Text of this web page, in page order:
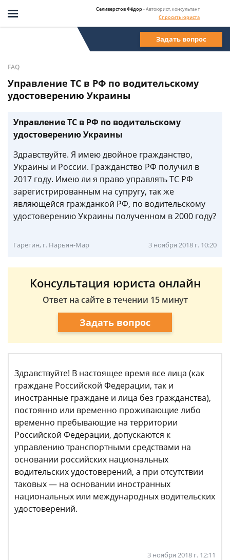
Селиверстов Фёдор- Автоюрист, консультант
Спросить юриста
Задать вопрос
FAQ
Управление ТС в РФ по водительскому
удостоверению Украины
Управление ТС в РФ по водительскому
удостоверению Украины
Здравствуйте. Я имею двойное гражданство,
Украины и России. Гражданство РФ получил в
2017 году. Имею ли я право управлять ТС РФ
зарегистрированным на супругу, так же
являющейся гражданкой РФ, по водительскому
удостоверению Украины полученном в 2000 году?
Гарегин, г. Нарьян-Мар 3 ноября 2018 г. 10:20
Консультация юриста онлайн
Ответ на сайте в течении 15 минут
Задать вопрос
Здравствуйте! В настоящее время все лица (как
граждане Российской Федерации, так и
иностранные граждане и лица без гражданства),
постоянно или временно проживающие либо
временно пребывающие на территории
Российской Федерации, допускаются к
управлению транспортными средствами на
основании российских национальных
водительских удостоверений, а при отсутствии
таковых — на основании иностранных
национальных или международных водительских
удостоверений.
3 ноября 2018 г. 12:11